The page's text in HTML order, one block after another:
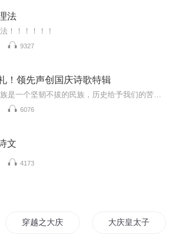
法
！！！！！！
9327
！领先声创国庆诗歌特辑
6076
文
4173
穿越之大庆帝国 大庆皇太子